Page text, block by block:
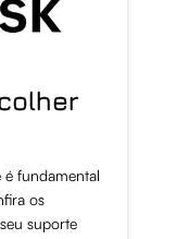
fundamental
os
suporte